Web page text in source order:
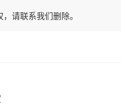
请联系我们删除。